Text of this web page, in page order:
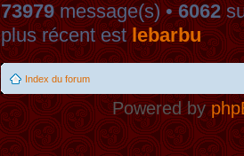
73979message(s) •6062
plus récent estlebarbu
Index du forum
Powered by